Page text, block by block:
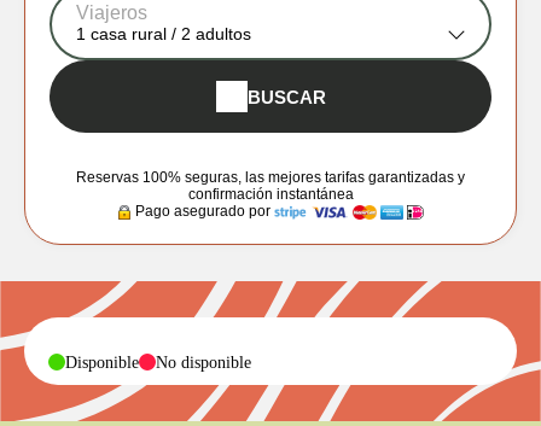
Viajeros
1 casa rural / 2 adultos
BUSCAR
Reservas 100% seguras, las mejores tarifas garantizadas y
confirmación instantánea
Pago asegurado por
Disponible No disponible